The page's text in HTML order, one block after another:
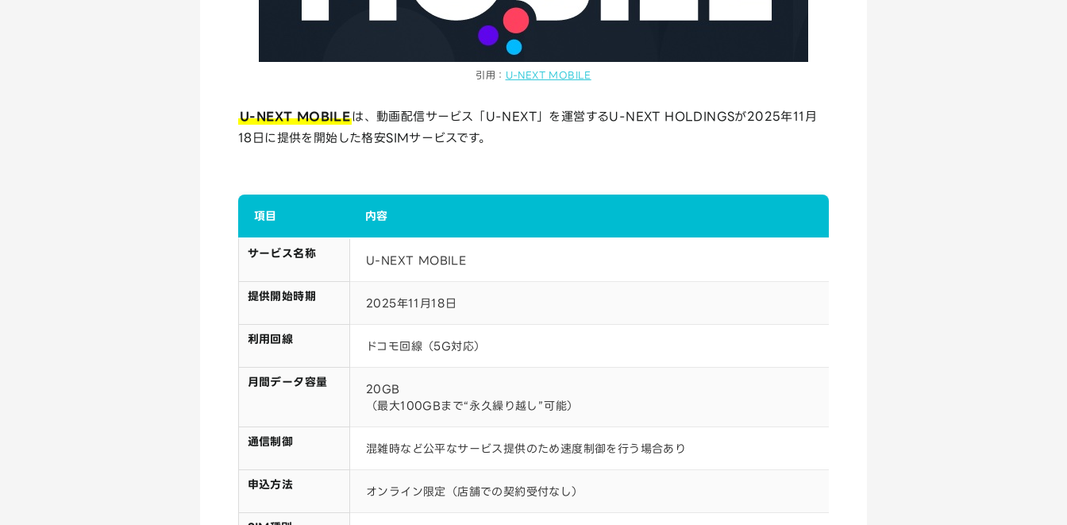
引用： U-NEXT MOBILE
U-NEXT MOBILEは、動画配信サービス「U-NEXT」を運営するU-NEXT HOLDINGSが2025年11月
18日に提供を開始した格安SIMサービスです。
項目 内容
サービス名称
U-NEXT MOBILE
提供開始時期
2025年11月18日
利用回線
ドコモ回線（5G対応）
月間データ容量
20GB
（最大100GBまで“永久繰り越し”可能）
通信制御
混雑時など公平なサービス提供のため速度制御を行う場合あり
申込方法
オンライン限定（店舗での契約受付なし）